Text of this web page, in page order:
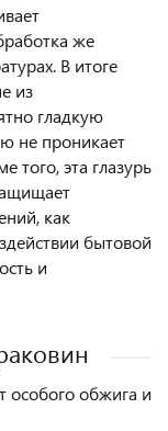
же
В итоге
из
гладкую
не проникает
того, эта глазурь
как
бытовой
и
особого обжига и